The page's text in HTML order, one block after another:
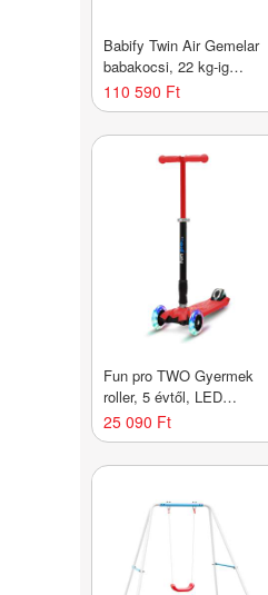
Babify Twin Air Gemelar
babakocsi, 22 kg-ig
engedélyezett, könnyű és
kompakt, halvány szürke
110 590 Ft
Fun pro TWO Gyermek
roller, 5 évtől, LED
kerekek, 80 kg,
összecsukható, állítható
25 090 Ft